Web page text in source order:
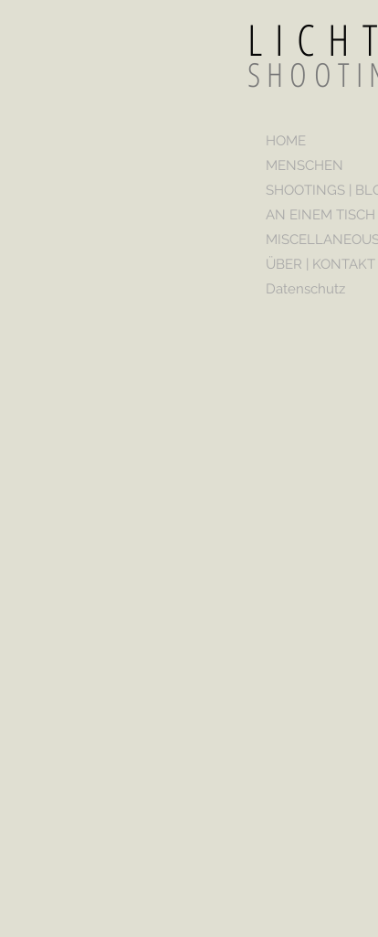
HOME
MENSCHEN
SHOOTINGS |
AN EINEM TISCH
ÜBER | KONTAKT
Datenschutz